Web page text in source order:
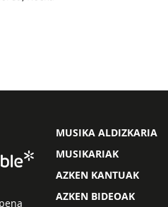
MUSIKA ALDIZKARIA
MUSIKARIAK
AZKEN KANTUAK
AZKEN BIDEOAK